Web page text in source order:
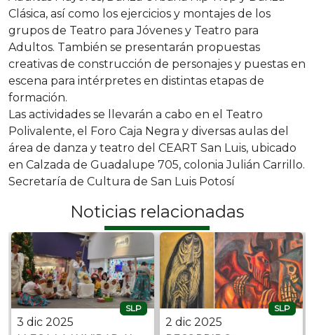
Clásica, así como los ejercicios y montajes de los
grupos de Teatro para Jóvenes y Teatro para
Adultos. También se presentarán propuestas
creativas de construcción de personajes y puestas en
escena para intérpretes en distintas etapas de
formación.
Las actividades se llevarán a cabo en el Teatro
Polivalente, el Foro Caja Negra y diversas aulas del
área de danza y teatro del CEART San Luis, ubicado
en Calzada de Guadalupe 705, colonia Julián Carrillo.
Secretaría de Cultura de San Luis Potosí
Noticias relacionadas
SLP
3 dic 2025
SLP
2 dic 2025